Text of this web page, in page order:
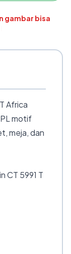
gambar bisa
Africa
motif
meja, dan
CT 5991 T